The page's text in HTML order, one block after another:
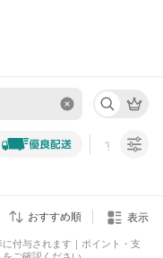
すべての条
おすすめ順 表示
付与されます｜ポイント・支
ご確認ください